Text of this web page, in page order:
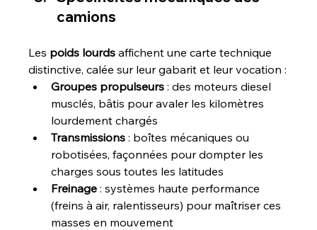
camions
Les poids lourds affichent une carte technique
distinctive, calée sur leur gabarit et leur vocation :
Groupes propulseurs : des moteurs diesel
musclés, bâtis pour avaler les kilomètres
lourdement chargés
Transmissions : boîtes mécaniques ou
robotisées, façonnées pour dompter les
charges sous toutes les latitudes
Freinage : systèmes haute performance
(freins à air, ralentisseurs) pour maîtriser ces
masses en mouvement